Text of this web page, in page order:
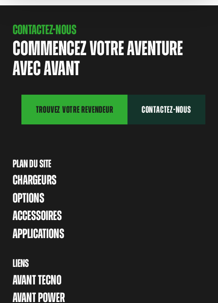
CONTACTEZ-NOUS
COMMENCEZ VOTRE AVENTURE
AVEC AVANT
TROUVEZ VOTRE REVENDEUR CONTACTEZ-NOUS
PLAN DU SITE
CHARGEURS
OPTIONS
ACCESSOIRES
APPLICATIONS
LIENS
AVANT TECNO
AVANT POWER